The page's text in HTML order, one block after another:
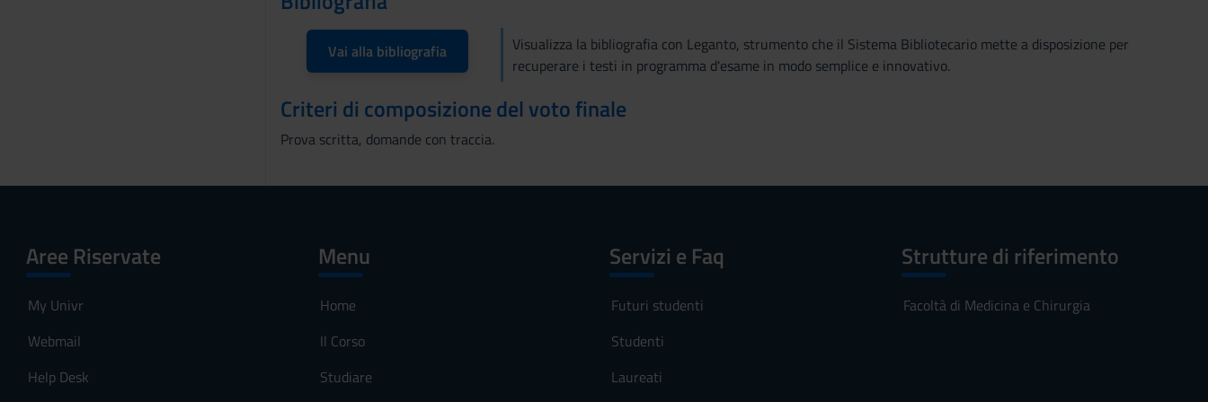
Vai alla bibliografia
Visualizza la bibliografia con Leganto, strumento che il Sistema Bibliotecario mette a disposizione per
recuperare i testi in programma d'esame in modo semplice e innovativo.
Criteri di composizione del voto finale
Prova scritta, domande con traccia.
Aree Riservate
My Univr
Webmail
Help Desk
Menu
Home
Il Corso
Studiare
Servizi e Faq
Futuri studenti
Studenti
Laureati
Strutture di riferimento
Facoltà di Medicina e Chirurgia